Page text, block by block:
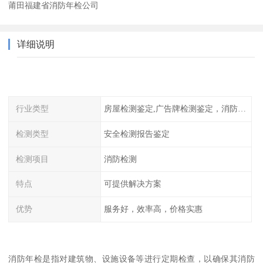
莆田福建省消防年检公司
详细说明
行业类型 房屋检测鉴定,广告牌检测鉴定，消防检测
检测类型 安全检测报告鉴定
检测项目 消防检测
特点 可提供解决方案
优势 服务好，效率高，价格实惠
消防年检是指对建筑物、设施设备等进行定期检查，以确保其消防